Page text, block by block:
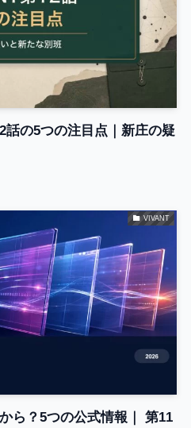
話の5つの注目点｜新庄の疑
VIVANT
ら？5つの公式情報｜ 第11